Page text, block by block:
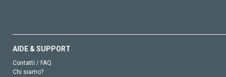
AIDE & SUPPORT
Contatti / FAQ
Chi siamo?